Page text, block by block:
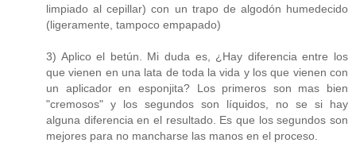
limpiado al cepillar) con un trapo de algodón humedecido
(ligeramente, tampoco empapado)
3) Aplico el betún. Mi duda es, ¿Hay diferencia entre los
que vienen en una lata de toda la vida y los que vienen con
un aplicador en esponjita? Los primeros son mas bien
"cremosos" y los segundos son líquidos, no se si hay
alguna diferencia en el resultado. Es que los segundos son
mejores para no mancharse las manos en el proceso.